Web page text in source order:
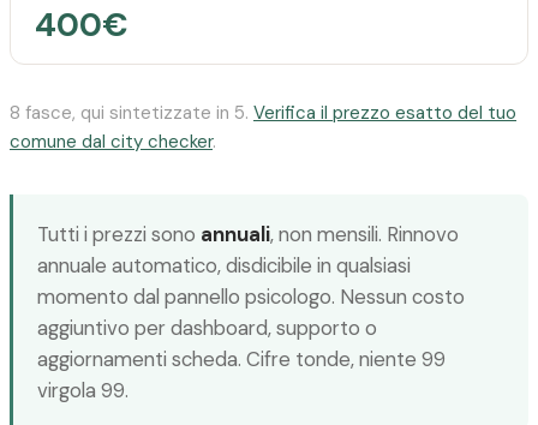
400€
8 fasce, qui sintetizzate in 5. Verifica il prezzo esatto del tuo
comune dal city checker.
Tutti i prezzi sono annuali, non mensili. Rinnovo
annuale automatico, disdicibile in qualsiasi
momento dal pannello psicologo. Nessun costo
aggiuntivo per dashboard, supporto o
aggiornamenti scheda. Cifre tonde, niente 99
virgola 99.